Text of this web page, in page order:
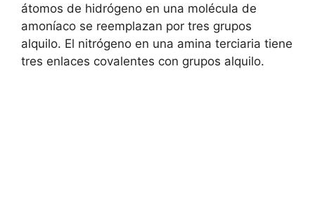
átomos de hidrógeno en una molécula de
amoníaco se reemplazan por tres grupos
alquilo. El nitrógeno en una amina terciaria tiene
tres enlaces covalentes con grupos alquilo.